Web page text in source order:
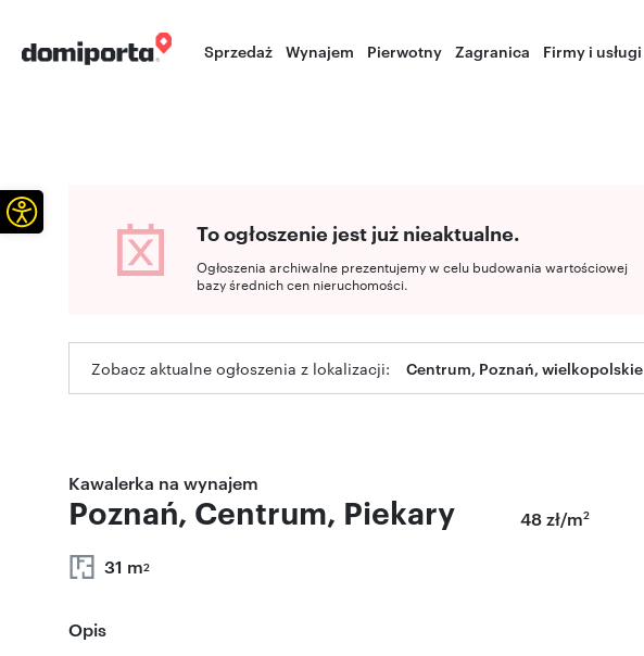
Sprzedaż Wynajem Pierwotny Zagranica Firmy i usługi
To ogłoszenie jest już nieaktualne.
Ogłoszenia archiwalne prezentujemy w celu budowania wartościowej
bazy średnich cen nieruchomości.
Zobacz aktualne ogłoszenia z lokalizacji: Centrum, Poznań, wielkopolskie
Kawalerka na wynajem
Poznań, Centrum, Piekary
31 m2
48 zł/m2
Opis
Otwórz pasek narzędzi